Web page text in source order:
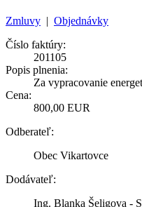
Zmluvy | Objednávky
Číslo faktúry:
201105
Popis plnenia:
Za vypracovanie
Cena:
800,00 EUR
Odberateľ:
Obec Vikartovce
Dodávateľ:
Ing. Blanka Šeligova -